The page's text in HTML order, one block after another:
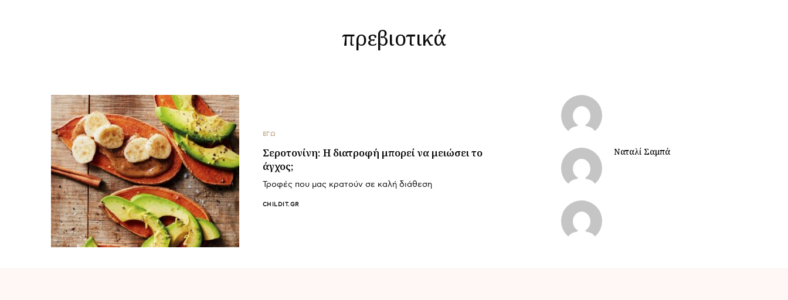
πρεβιοτικά
ΕΓΩ
Σεροτονίνη: Η διατροφή μπορεί να μειώσει το
άγχος;
Τροφές που μας κρατούν σε καλή διάθεση
CHILDIT.GR
Ναταλί Σαμπά